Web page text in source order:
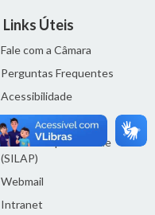
Links Úteis
Fale com a Câmara
Perguntas Frequentes
Acessibilidade
Termos de uso
Política de privacidade
(SILAP)
Webmail
Intranet